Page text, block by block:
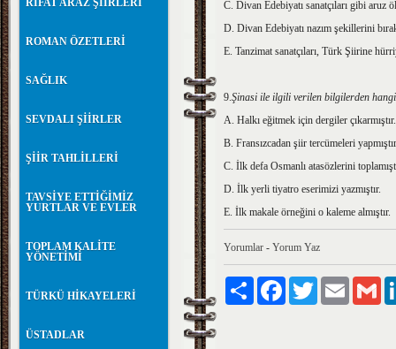
RIFAT ARAZ ŞİİRLERİ
ROMAN ÖZETLERİ
SAĞLIK
SEVDALI ŞİİRLER
ŞİİR TAHLİLLERİ
TAVSİYE ETTİĞİMİZ
YURTLAR VE EVLER
TOPLAM KALİTE
YÖNETİMİ
TÜRKÜ HİKAYELERİ
ÜSTADLAR
C. Divan Edebiyatı sanatçıları gibi aruz
D. Divan Edebiyatı nazım şekillerini
E. Tanzimat sanatçıları, Türk Şiirine
9.Şinasi ile ilgili verilen bilgilerden
A. Halkı eğitmek için dergiler çıkarmıştır.
B. Fransızcadan şiir tercümeleri
C. İlk defa Osmanlı atasözlerini
D. İlk yerli tiyatro eserimizi yazmıştır.
E. İlk makale örneğini o kaleme almıştır.
Yorumlar - Yorum Yaz
Paylaş FacebookTwitter Email